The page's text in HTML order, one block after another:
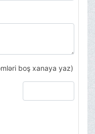
boş xanaya yaz)